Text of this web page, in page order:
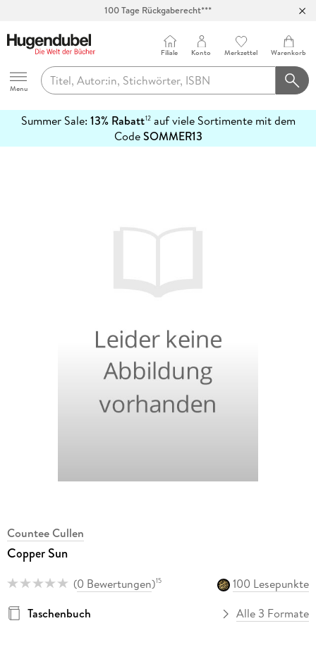
100 Tage Rückgaberecht***
Hugendubel
Menu
Filiale Konto Merkzettel Warenkorb
Summer Sale: 13% Rabatt12auf viele Sortimente mit dem
CodeSOMMER13
erfahren
Countee Cullen
Copper Sun
(0 Bewertungen)15
100 Lesepunkte
Taschenbuch
Alle 3 Formate